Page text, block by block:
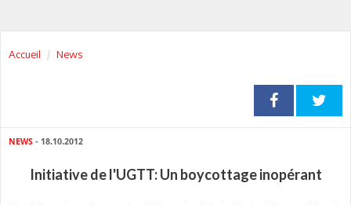
Accueil News
NEWS - 18.10.2012
Initiative de l'UGTT: Un boycottage inopérant